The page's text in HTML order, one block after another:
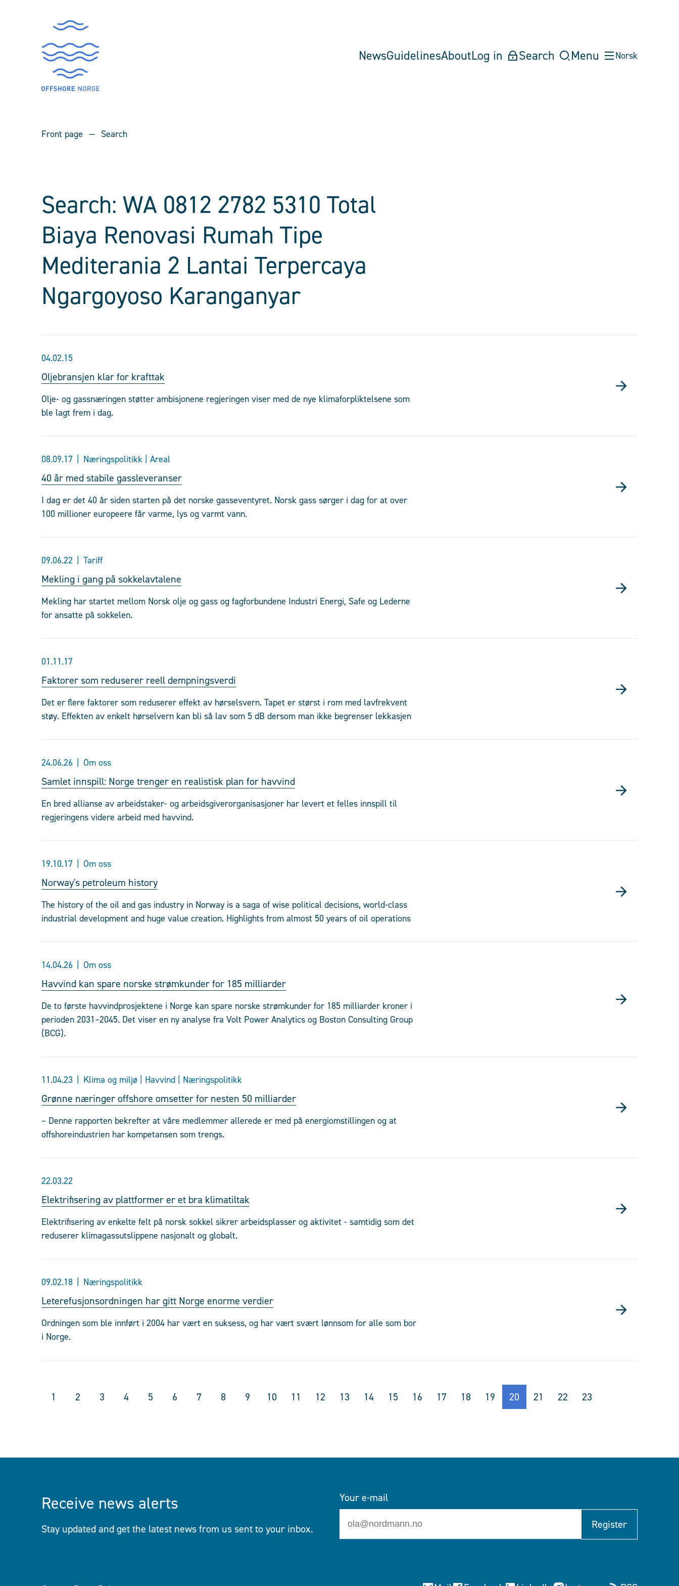
NewsGuidelinesAboutLog in Search Menu Norsk
Front page Search
Search: WA 0812 2782 5310 Total
Biaya Renovasi Rumah Tipe
Mediterania 2 Lantai Terpercaya
Ngargoyoso Karanganyar
04.02.15
Oljebransjen klar for krafttak
Olje- og gassnæringen støtter ambisjonene regjeringen viser med de nye klimaforpliktelsene som
ble lagt frem i dag.
08.09.17 Næringspolitikk | Areal
40 år med stabile gassleveranser
I dag er det 40 år siden starten på det norske gasseventyret. Norsk gass sørger i dag for at over
100 millioner europeere får varme, lys og varmt vann.
09.06.22 Tariff
Mekling i gang på sokkelavtalene
Mekling har startet mellom Norsk olje og gass og fagforbundene Industri Energi, Safe og Lederne
for ansatte på sokkelen.
01.11.17
Faktorer som reduserer reell dempningsverdi
Det er flere faktorer som reduserer effekt av hørselsvern. Tapet er størst i rom med lavfrekvent
støy. Effekten av enkelt hørselvern kan bli så lav som 5 dB dersom man ikke begrenser lekkasjen
24.06.26 Om oss
Samlet innspill: Norge trenger en realistisk plan for havvind
En bred allianse av arbeidstaker- og arbeidsgiverorganisasjoner har levert et felles innspill til
regjeringens videre arbeid med havvind.
19.10.17 Om oss
Norway's petroleum history
The history of the oil and gas industry in Norway is a saga of wise political decisions, world-class
industrial development and huge value creation. Highlights from almost 50 years of oil operations
14.04.26 Om oss
Havvind kan spare norske strømkunder for 185 milliarder
De to første havvindprosjektene i Norge kan spare norske strømkunder for 185 milliarder kroner i
perioden 2031–2045. Det viser en ny analyse fra Volt Power Analytics og Boston Consulting Group
(BCG).
11.04.23 Klima og miljø | Havvind | Næringspolitikk
Grønne næringer offshore omsetter for nesten 50 milliarder
– Denne rapporten bekrefter at våre medlemmer allerede er med på energiomstillingen og at
offshoreindustrien har kompetansen som trengs.
22.03.22
Elektrifisering av plattformer er et bra klimatiltak
Elektrifisering av enkelte felt på norsk sokkel sikrer arbeidsplasser og aktivitet - samtidig som det
reduserer klimagassutslippene nasjonalt og globalt.
09.02.18 Næringspolitikk
Leterefusjonsordningen har gitt Norge enorme verdier
Ordningen som ble innført i 2004 har vært en suksess, og har vært svært lønnsom for alle som bor
i Norge.
1 2 3 4 5 6 7 8 9 10 11 12 13 14 15 16 17 18 19 20 21 22 23
Receive news alerts
Stay updated and get the latest news from us sent to your inbox.
Your e-mail
Register